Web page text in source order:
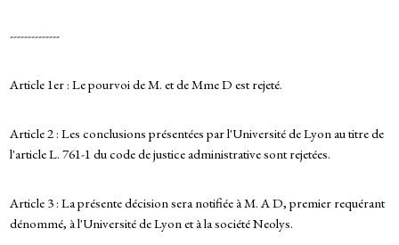
--------------
Article 1er : Le pourvoi de M. et de Mme D est rejeté.
Article 2 : Les conclusions présentées par l'Université de Lyon au titre de
l'article L. 761-1 du code de justice administrative sont rejetées.
Article 3 : La présente décision sera notifiée à M. A D, premier requérant
dénommé, à l'Université de Lyon et à la société Neolys.